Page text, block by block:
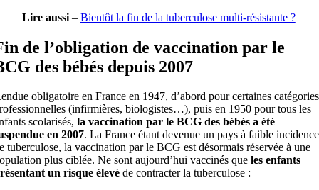
Lire aussi– Bientôt la fin de la tuberculose multi-résistante ?
de l’obligation de vaccination par le
des bébés depuis 2007
obligatoire en France en 1947, d’abord pour certaines catégories
(infirmières, biologistes…), puis en 1950 pour tous les
scolarisés, la vaccination par le BCG des bébés a été
en 2007. La France étant devenue un pays à faible incidence
tuberculose, la vaccination par le BCG est désormais réservée à une
plus ciblée. Ne sont aujourd’hui vaccinés que les enfants
un risque élevéde contracter la tuberculose :